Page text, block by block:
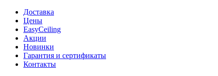
Доставка
Цены
EasyCeiling
Акции
Новинки
Гарантия и сертификаты
Контакты